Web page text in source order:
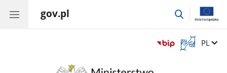
gov.pl
przejdź
Otwórz
okno
Zmień
PL